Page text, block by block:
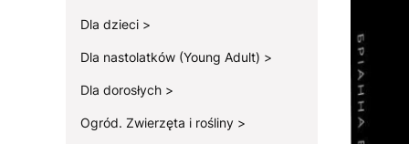
Dla dzieci
Dla nastolatków (Young Adult)
Dla dorosłych
Ogród. Zwierzęta i rośliny